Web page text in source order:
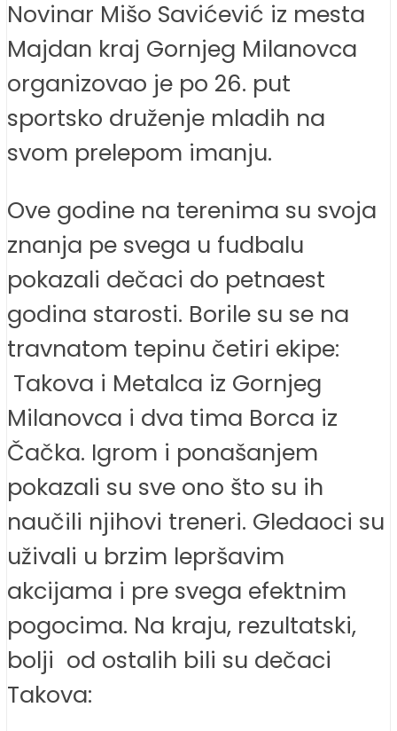
Novinar Mišo Savićević iz mesta
Majdan kraj Gornjeg Milanovca
organizovao je po 26. put
sportsko druženje mladih na
svom prelepom imanju.
Ove godine na terenima su svoja
znanja pe svega u fudbalu
pokazali dečaci do petnaest
godina starosti. Borile su se na
travnatom tepinu četiri ekipe:
Takova i Metalca iz Gornjeg
Milanovca i dva tima Borca iz
Čačka. Igrom i ponašanjem
pokazali su sve ono što su ih
naučili njihovi treneri. Gledaoci su
uživali u brzim lepršavim
akcijama i pre svega efektnim
pogocima. Na kraju, rezultatski,
bolji od ostalih bili su dečaci
Takova: